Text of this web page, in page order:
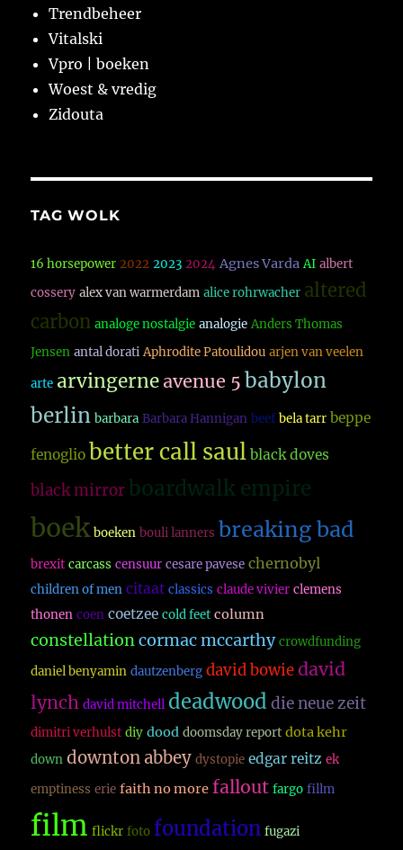
Trendbeheer
Vitalski
Vpro | boeken
Woest & vredig
Zidouta
TAG WOLK
16 horsepower 2022 2023 2024 Agnes Varda AI albert
cossery alex van warmerdam alice rohrwacher altered
carbon analoge nostalgie analogie Anders Thomas
Jensen antal dorati Aphrodite Patoulidou arjen van veelen
arte arvingerne avenue 5 babylon
berlin barbara Barbara Hannigan beef bela tarr beppe
fenoglio better call saul black doves
black mirror boardwalk empire
boek boeken bouli lanners breaking bad
brexit carcass censuur cesare pavese chernobyl
children of men citaat classics claude vivier clemens
thonen coen coetzee cold feet column
constellationcormac mccarthy crowdfunding
daniel benyamin dautzenberg david bowie david
lynch david mitchell deadwood die neue zeit
dimitri verhulst diy dood doomsday report dota kehr
down downton abbey dystopie edgar reitz ek
emptiness erie faith no more fallout fargo fillm
film flickr foto foundation fugazi